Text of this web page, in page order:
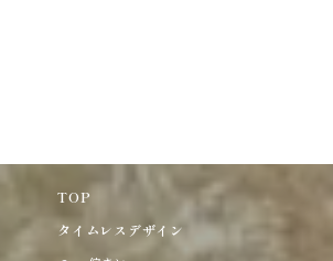
TOP
タイムレスデザイン